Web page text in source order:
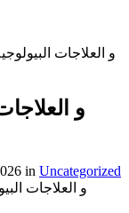
in Uncategorized